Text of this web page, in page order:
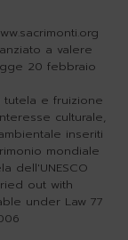
a valere
20 febbraio
tutela e fruizione
culturale,
inseriti
mondiale
dell'UNESCO
out with
under Law 77